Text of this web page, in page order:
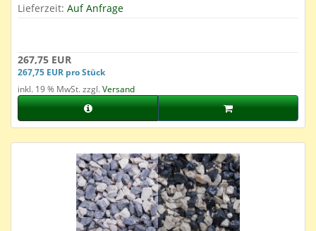
Lieferzeit: Auf Anfrage
267,75 EUR
267,75 EUR pro Stück
inkl. 19 % MwSt. zzgl.Versand